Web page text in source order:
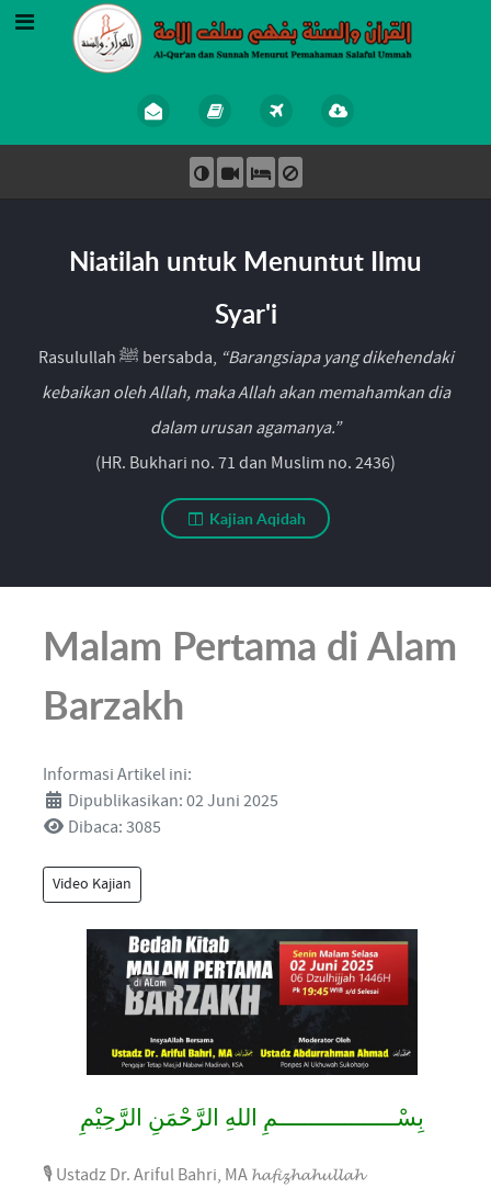
Niatilah untuk Menuntut Ilmu
Syar'i
Rasulullah ﷺ bersabda, “Barangsiapa yang dikehendaki
kebaikan oleh Allah, maka Allah akan memahamkan dia
dalam urusan agamanya.”
(HR. Bukhari no. 71 dan Muslim no. 2436)
Kajian Aqidah
Malam Pertama di Alam
Barzakh
Informasi Artikel ini:
Dipublikasikan: 02 Juni 2025
Dibaca: 3085
Video Kajian
بِسْــــــــــــــــــمِ اللهِ الرَّحْمَنِ الرَّحِيْمِ
🎙 Ustadz Dr. Ariful Bahri, MA 𝓱𝓪𝓯𝓲𝔃𝓱𝓪𝓱𝓾𝓵𝓵𝓪𝓱